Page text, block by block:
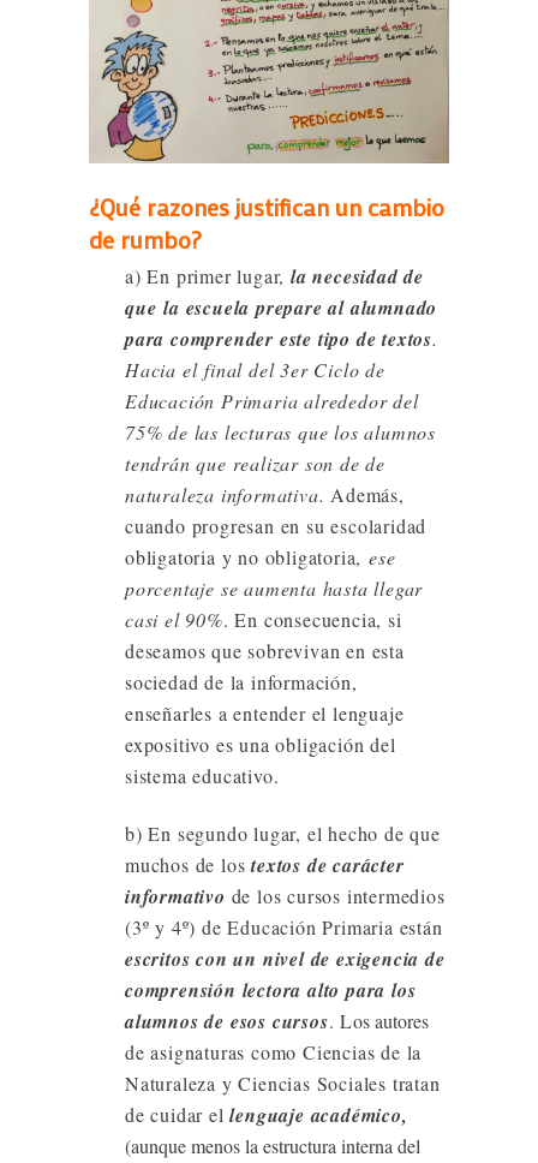
¿Qué razones justifican un cambio
de rumbo?
a) En primer lugar, la necesidad de
que la escuela prepare al alumnado
para comprender este tipo de textos.
Hacia elfinal del 3er Ciclo de
Educación Primaria alrededor del
75% de las lecturas que los alumnos
tendrán que realizar son de de
naturaleza informativa. Además,
cuando progresan en su escolaridad
obligatoria y no obligatoria,ese
porcentaje se aumenta hasta llegar
casi el 90%. En consecuencia, si
deseamos que sobrevivan en esta
sociedad de la información,
enseñarles a entender el lenguaje
expositivo es una obligación del
sistema educativo.
b) En segundo lugar, el hecho de que
muchos de lostextos de carácter
informativo de los cursos intermedios
(3º y 4º) de Educación Primaria están
escritos con un nivel de exigencia de
comprensión lectora alto para los
alumnos de esos cursos. Los autores
de asignaturas como Ciencias de la
Naturaleza y Ciencias Sociales tratan
de cuidar ellenguaje académico,
(aunque menos la estructura interna del